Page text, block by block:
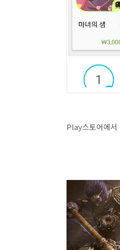
Play스토어에서